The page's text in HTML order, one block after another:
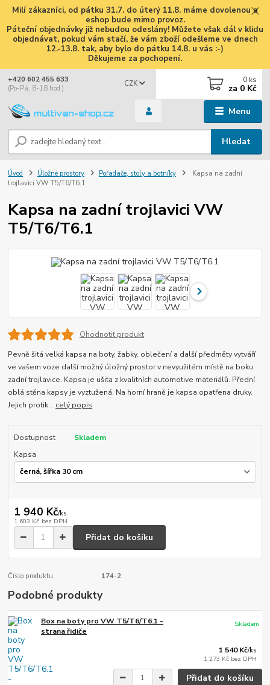
Milí zákazníci, od pátku 31.7. do úterý 11.8. máme dovolenou a
eshop bude mimo provoz.
Páteční objednávky již nebudou odeslány! Můžete však dál v klidu
objednávat, pokud vám stačí, že vám zboží odešleme ve dnech
12.-13.8. tak, aby bylo do pátku 14.8. u vás :-)
Děkujeme za pochopení.
Menu
CZK
Hledat
+420 602 455 633
(Po-Pá, 8-18 hod.)
0 ks
za 0 Kč
Úvod Úložné prostory Pořadače, stoly a botníky
Kapsa na zadní
trojlavici VW T5/T6/T6.1
Kapsa na zadní trojlavici VW
T5/T6/T6.1
Ohodnotit produkt
Pevně šitá velká kapsa na boty, žabky, oblečení a další předměty vytváří
ve vašem voze další možný úložný prostor v nevyužitém místě na boku
zadní trojlavice. Kapsa je ušita z kvalitních automotive materiálů. Přední
oblá stěna kapsy je vyztužená. Na horní hraně je kapsa opatřena druky.
Jejich protik... celý popis
Dostupnost
Skladem
Kapsa
1 940 Kč/ks
1 603 Kč bez DPH
Přidat do košíku
Číslo produktu: 174-2
Podobné produkty
Box na boty pro VW T5/T6/T6.1 -
strana řidiče
1 540 Kč/ks
1 273 Kč bez DPH
Skladem
Přidat do košíku